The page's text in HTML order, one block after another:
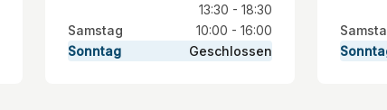
13:30 - 18:30
Samstag
10:00 - 16:00
Sonntag
Geschlossen